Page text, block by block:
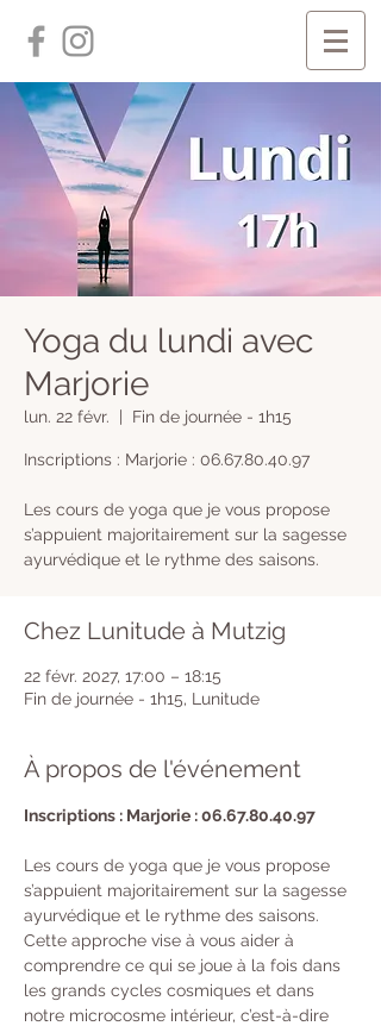
Yoga du lundi avec
Marjorie
lun. 22 févr. Fin de journée - 1h15
Inscriptions : Marjorie : 06.67.80.40.97
Les cours de yoga que je vous propose
s’appuient majoritairement sur la sagesse
ayurvédique et le rythme des saisons.
Chez Lunitude à Mutzig
22 févr. 2027, 17:00 – 18:15
Fin de journée - 1h15, Lunitude
À propos de l'événement
Inscriptions : Marjorie : 06.67.80.40.97
Les cours de yoga que je vous propose
s’appuient majoritairement sur la sagesse
ayurvédique et le rythme des saisons.
Cette approche vise à vous aider à
comprendre ce qui se joue à la fois dans
les grands cycles cosmiques et dans
notre microcosme intérieur, c’est-à-dire